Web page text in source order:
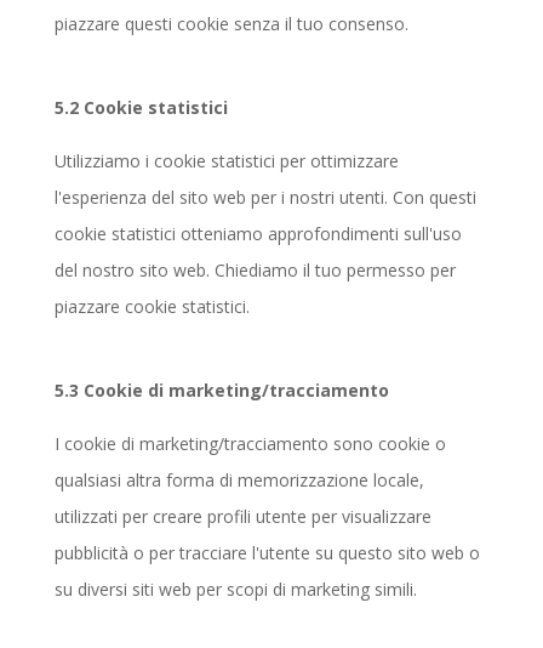
piazzare questi cookie senza il tuo consenso.
5.2 Cookie statistici
Utilizziamo i cookie statistici per ottimizzare
l'esperienza del sito web per i nostri utenti. Con questi
cookie statistici otteniamo approfondimenti sull'uso
del nostro sito web. Chiediamo il tuo permesso per
piazzare cookie statistici.
5.3 Cookie di marketing/tracciamento
I cookie di marketing/tracciamento sono cookie o
qualsiasi altra forma di memorizzazione locale,
utilizzati per creare profili utente per visualizzare
pubblicità o per tracciare l'utente su questo sito web o
su diversi siti web per scopi di marketing simili.